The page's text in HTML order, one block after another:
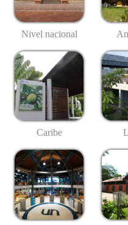
Nivel nacional
Caribe